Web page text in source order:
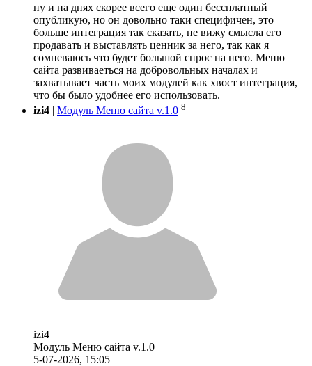
ну и на днях скорее всего еще один бессплатный
опубликую, но он довольно таки специфичен, это
больше интеграция так сказать, не вижу смысла его
продавать и выставлять ценник за него, так как я
сомневаюсь что будет большой спрос на него. Меню
сайта развиваеться на добровольных началах и
захватывает часть моих модулей как хвост интеграция,
что бы было удобнее его использовать.
izi4 | Модуль Меню сайта v.1.0 8
izi4
Модуль Меню сайта v.1.0
5-07-2026, 15:05